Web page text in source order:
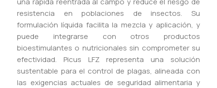
resistencia en poblaciones de insectos. Su
formulación líquida facilita la mezcla y aplicación, y
puede integrarse con otros productos
bioestimulantes o nutricionales sin comprometer su
efectividad. Picus LFZ representa una solución
sustentable para el control de plagas, alineada con
las exigencias actuales de seguridad alimentaria y